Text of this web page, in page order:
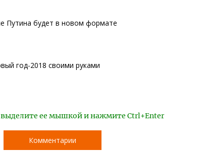
Путина будет в новом формате
год-2018 своими руками
ее мышкой и нажмите Ctrl+Enter
Комментарии